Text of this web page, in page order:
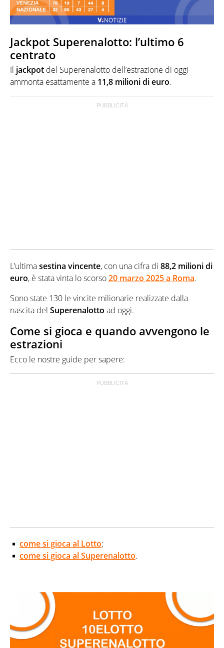
Jackpot Superenalotto: l’ultimo 6
centrato
Il jackpot del Superenalotto dell’estrazione di oggi
ammonta esattamente a 11,8 milioni di euro.
L’ultimasestina vincente, con una cifra di 88,2 milioni di
euro, è stata vinta lo scorso20 marzo 2025 a Roma.
Sono state 130 le vincite milionarie realizzate dalla
nascita del Superenalotto ad oggi.
Come si gioca e quando avvengono le
estrazioni
Ecco le nostre guide per sapere:
come si gioca al Lotto;
come si gioca al Superenalotto.